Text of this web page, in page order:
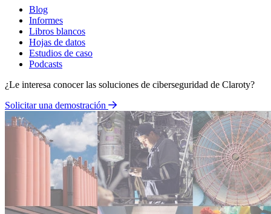
Blog
Informes
Libros blancos
Hojas de datos
Estudios de caso
Podcasts
¿Le interesa conocer las soluciones de ciberseguridad de Claroty?
Solicitar una demostración